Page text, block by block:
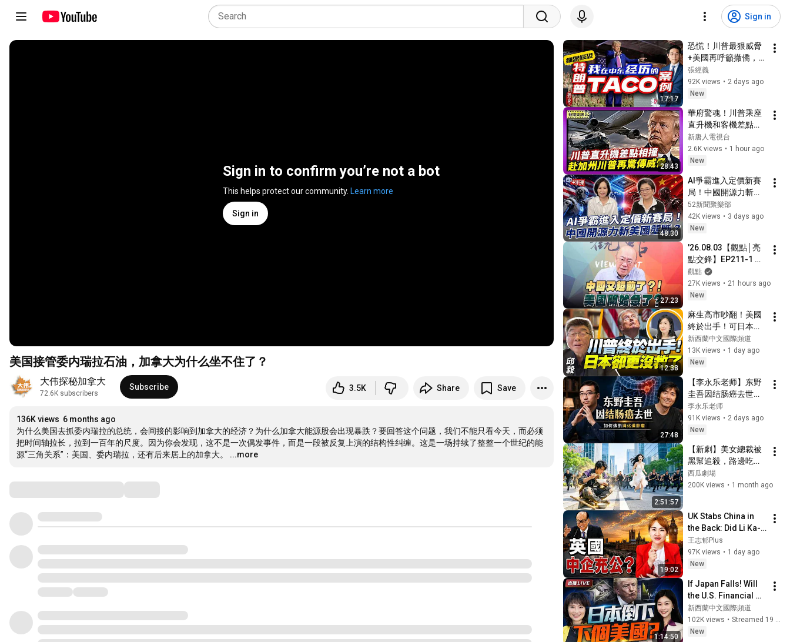
Sign in
Sign in to confirm you’re not a bot
This helps protect our community. Learn more
Sign in
美国接管委内瑞拉石油，加拿大为什么坐不住了？
大伟探秘加拿大
72.6K subscribers
Subscribe 3.5K Share Save
136K views 6 months ago
为什么美国去抓委内瑞拉的总统，会间接的影响到加拿大的经济？为什么加拿大能源股会出现暴跌？要回答这个问题，我们不能只看今天，而必须
把时间轴拉长，拉到一百年的尺度。因为你会发现，这不是一次偶发事件，而是一段被反复上演的结构性纠缠。这是一场持续了整整一个世纪的能
源“三角关系”：美国、委内瑞拉，还有后来居上的加拿大。
...more
17:17
恐慌！川普最狠威脅
+美國再呼籲撤僑，玩
真的？
張經義
92K views • 2 days ago
New
28:43
華府驚魂！川普乘座
直升機和客機差點相
撞｜川普加州球場傳
安全威脅 犯嫌藏高殺
傷力彈藥被捕【國際
05
新唐人電視台
2.6K views • 1 hour ago
New
48:30
AI爭霸進入定價新賽
局！中國開源力斬美
國壟斷？【大大平評
理】2026.08.02 平秀
琳、雷倩
52新聞聚樂部
42K views • 3 days ago
New
27:23
'26.08.03【觀點│亮
點交鋒】EP211-1 中
國又超前了？！美國
開始急了？
觀點
27K views • 21 hours ago
New
12:38
麻生高市吵翻！美國
終於出手！可日本
「更沒救了」！邱
毅：日本只是暫時回
光返照！經濟跌入結
@BNETVNZ
新西蘭中文國際頻道
13K views • 1 day ago
New
27:48
【李永乐老师】东野
圭吾因结肠癌去世！
一个视频教你远离消
化道肿瘤
李永乐老师
91K views • 2 days ago
New
2:51:57
【新劇】美女總裁被
黑幫追殺，路邊吃麵
的落魄乞丐竟是隱世
絕頂高手，一掌橫掃
破真身，攜百億身家
主動倒追！#drama
#全集 #逆袭
西瓜劇場
200K views • 1 month ago
19:02
UK Stabs China in
the Back: Did Li Ka-
shing See It
Coming?!
王志郁Plus
97K views • 1 day ago
New
1:14:50
If Japan Falls! Will
the U.S. Financial
System Collapse
Too? China's
Opportunity Arrives!
新西蘭中文國際頻道
102K views •
New